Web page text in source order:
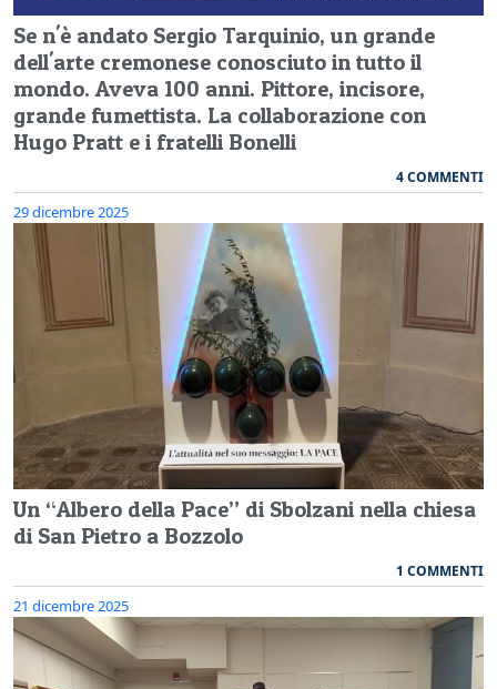
Se n'è andato Sergio Tarquinio, un grande
dell'arte cremonese conosciuto in tutto il
mondo. Aveva 100 anni. Pittore, incisore,
grande fumettista. La collaborazione con
Hugo Pratt e i fratelli Bonelli
4 COMMENTI
29 dicembre 2025
Un “Albero della Pace” di Sbolzani nella chiesa
di San Pietro a Bozzolo
1 COMMENTI
21 dicembre 2025